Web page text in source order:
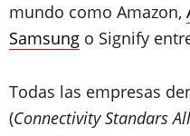
mundo como Amazon,
Samsung o Signify
Todas las empresas
(Connectivity Standars